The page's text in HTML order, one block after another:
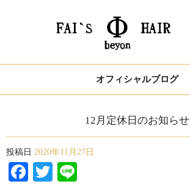
オフィシャルブログ
12月定休日のお知らせ
投稿日 2020年11月27日
Facebook
Twitter